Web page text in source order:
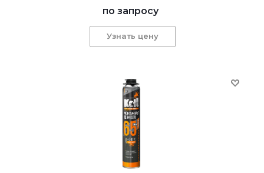
по запросу
Узнать цену